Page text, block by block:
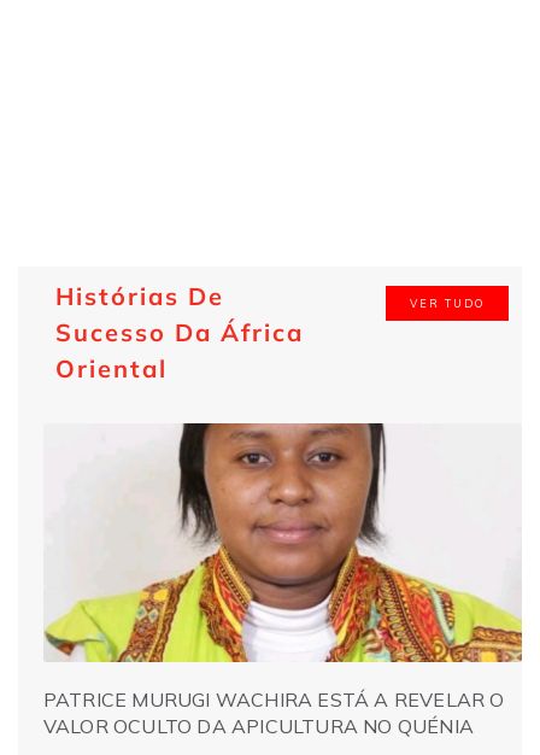
Histórias De
Sucesso Da África
Oriental
VER TUDO
PATRICE MURUGI WACHIRA ESTÁ A REVELAR O
VALOR OCULTO DA APICULTURA NO QUÉNIA